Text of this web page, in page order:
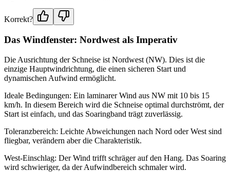
Korrekt?
Das Windfenster: Nordwest als Imperativ
Die Ausrichtung der Schneise ist Nordwest (NW). Dies ist die
einzige Hauptwindrichtung, die einen sicheren Start und
dynamischen Aufwind ermöglicht.
Ideale Bedingungen: Ein laminarer Wind aus NW mit 10 bis 15
km/h. In diesem Bereich wird die Schneise optimal durchströmt, der
Start ist einfach, und das Soaringband trägt zuverlässig.
Toleranzbereich: Leichte Abweichungen nach Nord oder West sind
fliegbar, verändern aber die Charakteristik.
West-Einschlag: Der Wind trifft schräger auf den Hang. Das Soaring
wird schwieriger, da der Aufwindbereich schmaler wird.